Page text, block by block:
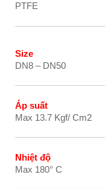
PTFE
Size
DN8 – DN50
Áp suất
Max 13.7 Kgf/ Cm2
Nhiệt độ
Max 180° C